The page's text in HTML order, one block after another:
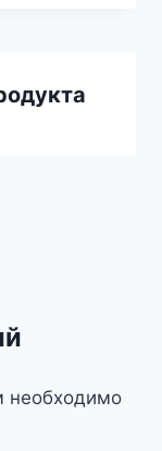
необходимо